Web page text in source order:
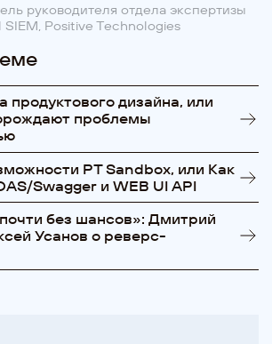
руководителя отдела экспертизы
SIEM, Positive Technologies
продуктового дизайна, или
проблемы
PT Sandbox, или Как
Swagger и WEB UI API
без шансов»: Дмитрий
Усанов о реверс-